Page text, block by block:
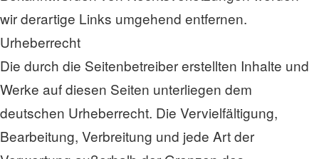
wir derartige Links umgehend entfernen.
Urheberrecht
Die durch die Seitenbetreiber erstellten Inhalte und
Werke auf diesen Seiten unterliegen dem
deutschen Urheberrecht. Die Vervielfältigung,
Bearbeitung, Verbreitung und jede Art der